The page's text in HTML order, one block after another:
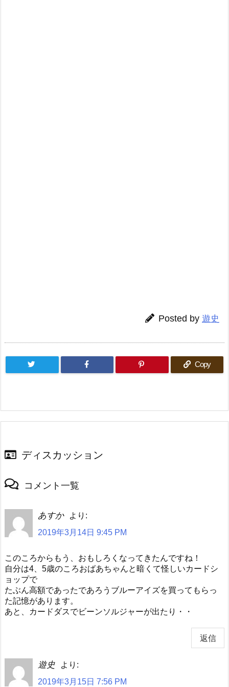
Posted by 遊史
Copy
ディスカッション
コメント一覧
あすか
より:
2019年3月14日 9:45 PM
このころからもう、おもしろくなってきたんですね！
自分は4、5歳のころおばあちゃんと暗くて怪しいカードシ
ョップで
たぶん高額であったであろうブルーアイズを買ってもらっ
た記憶があります。
あと、カードダスでビーンソルジャーが出たり・・
返信
遊史
より:
2019年3月15日 7:56 PM